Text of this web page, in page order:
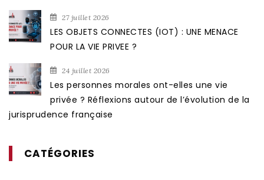
27 juillet 2026
LES OBJETS CONNECTES (IOT) : UNE MENACE
POUR LA VIE PRIVEE ?
24 juillet 2026
Les personnes morales ont-elles une vie
privée ? Réflexions autour de l’évolution de la
jurisprudence française
CATÉGORIES